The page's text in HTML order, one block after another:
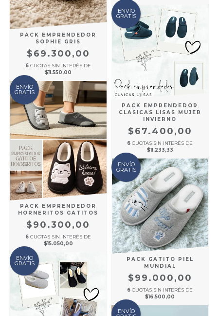
PACK EMPRENDEDOR
SOPHIE GRIS
$69.300,00
6 CUOTAS SIN INTERÉS DE
$11.550,00
ENVÍO
GRATIS
PACK EMPRENDEDOR
HORNERITOS GATITOS
$90.300,00
6 CUOTAS SIN INTERÉS DE
$15.050,00
ENVÍO
GRATIS
PACK EMPRENDEDOR
CLASICAS LISAS MUJER
INVIERNO
$67.400,00
6 CUOTAS SIN INTERÉS DE
$11.233,33
ENVÍO
GRATIS
ENVÍO
GRATIS
PACK GATITO PIEL
MUNDIAL
$99.000,00
6 CUOTAS SIN INTERÉS DE
$16.500,00
ENVÍO